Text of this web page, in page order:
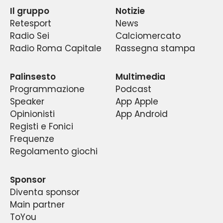
eclatante.
dibattito sui principali temi ed avvenimenti che
lo riguardano.
degli appassionati con quelle delle migliori firme
del giornalismo locale e nazionale, in un
continuo dibattito fra pubblico e addetti ai
lavori, fra esperti e tifosi di tutte le età ed
occhi di tutti. Un’ascesa sorprendente, graduale
e costante dei dati di ascolto e degli indici di
gradimento di quello che è diventato un
fenomeno di costume nella capitale e la prima
Il gruppo
Retesport
Radio Sei
Radio Roma Capitale
Notizie
News
Calciomercato
Rassegna stampa
Palinsesto
Programmazione
Speaker
Opinionisti
Registi e Fonici
Frequenze
Regolamento giochi
Multimedia
Podcast
App Apple
App Android
Sponsor
Diventa sponsor
Main partner
ToYou